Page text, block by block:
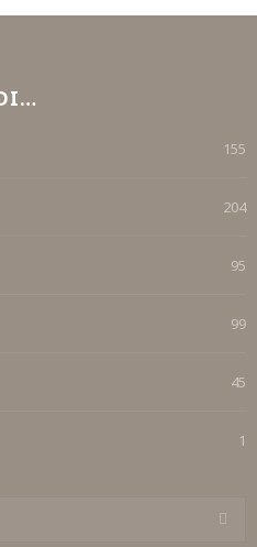
155
204
95
99
45
1